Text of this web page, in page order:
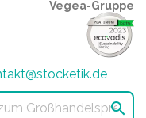
Vegea-Gruppe
